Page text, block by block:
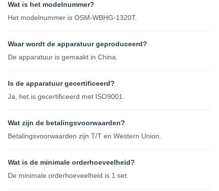
Wat is het modelnummer?
Het modelnummer is OSM-WBHG-1320T.
Waar wordt de apparatuur geproduceerd?
De apparatuur is gemaakt in China.
Is de apparatuur gecertificeerd?
Ja, het is gecertificeerd met ISO9001.
Wat zijn de betalingsvoorwaarden?
Betalingsvoorwaarden zijn T/T en Western Union.
Wat is de minimale orderhoeveelheid?
De minimale orderhoeveelheid is 1 set.